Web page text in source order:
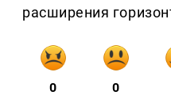
расширения
0 0